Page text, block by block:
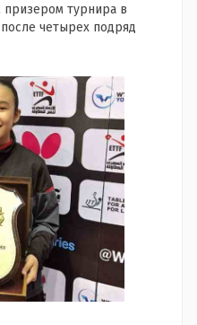
призером турнира в
четырех подряд